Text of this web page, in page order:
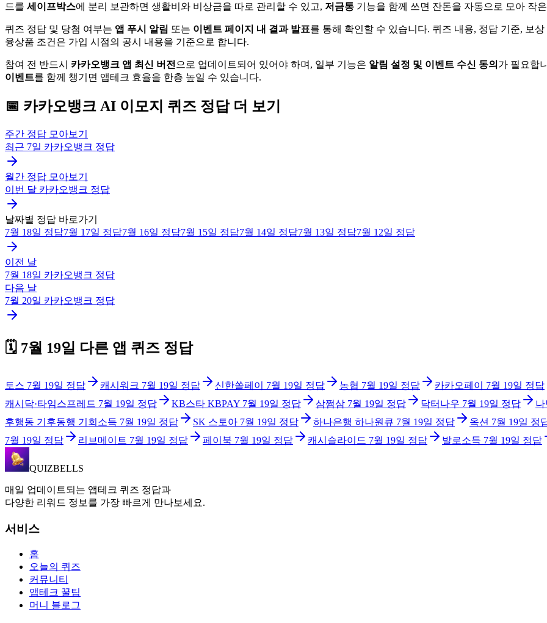
드를 세이프박스에 분리 보관하면 생활비와 비상금을 따로 관리할 수 있고, 저금통 기능을 함께 쓰면 잔돈을 자동으로 모아 작
퀴즈 정답 및 당첨 여부는 앱 푸시 알림 또는 이벤트 페이지 내 결과 발표를 통해 확인할 수 있습니다. 퀴즈 내용, 정답 기준, 보
융상품 조건은 가입 시점의 공시 내용을 기준으로 합니다.
참여 전 반드시 카카오뱅크 앱 최신 버전 으로 업데이트되어 있어야 하며, 일부 기능은 알림 설정 및 이벤트 수신 동의 가 필요합
이벤트를 함께 챙기면 앱테크 효율을 한층 높일 수 있습니다.
📅 카카오뱅크 AI 이모지 퀴즈 정답 더 보기
주간 정답 모아보기
최근 7일 카카오뱅크 정답
월간 정답 모아보기
이번 달 카카오뱅크 정답
날짜별 정답 바로가기
7월 18일 정답7월 17일 정답7월 16일 정답7월 15일 정답7월 14일 정답7월 13일 정답7월 12일 정답
이전 날
7월 18일 카카오뱅크 정답
다음 날
7월 20일 카카오뱅크 정답
🗓️ 7월 19일 다른 앱 퀴즈 정답
토스 7월 19일 정답 캐시워크 7월 19일 정답 신한쏠페이 7월 19일 정답 농협 7월 19일 정답 카카오페이 7월 19일 정답
캐시닥·타임스프레드 7월 19일 정답 KB스타 KBPAY 7월 19일 정답 삼쩜삼 7월 19일 정답 닥터나우 7월 19일 정답
후행동 기후동행 기회소득 7월 19일 정답 SK 스토아 7월 19일 정답 하나은행 하나원큐 7월 19일 정답 옥션 7월 19일 정
7월 19일 정답 리브메이트 7월 19일 정답 페이북 7월 19일 정답 캐시슬라이드 7월 19일 정답 발로소득 7월 19일 정답
QUIZBELLS
매일 업데이트되는 앱테크 퀴즈 정답과
다양한 리워드 정보를 가장 빠르게 만나보세요.
서비스
홈
오늘의 퀴즈
커뮤니티
앱테크 꿀팁
머니 블로그